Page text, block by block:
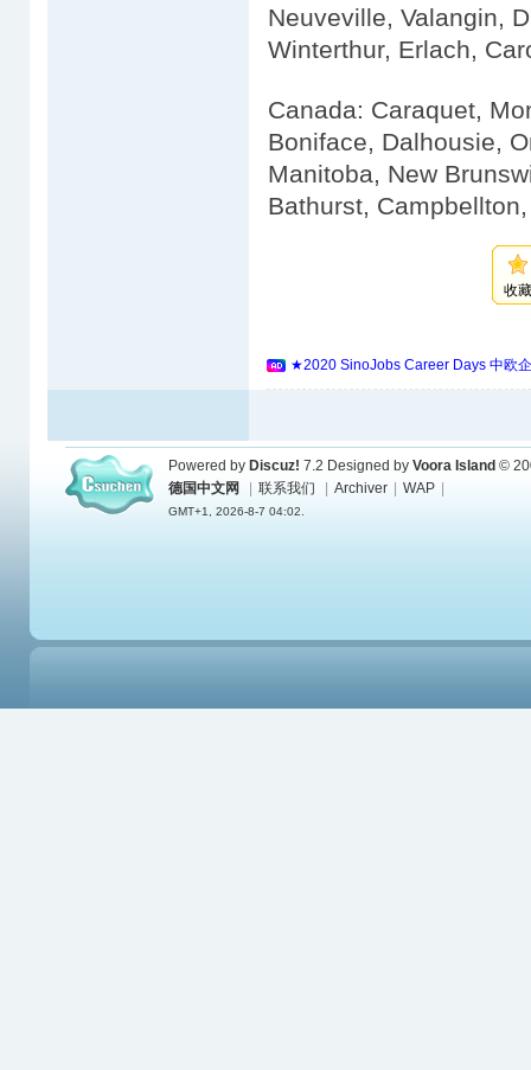
Neuveville, Valangin,
Winterthur, Erlach,
Canada: Caraquet,
Boniface, Dalhousie,
Manitoba, New
Bathurst,
收
★2020 SinoJobs Career Days 中欧
Powered by Discuz! 7.2 Designed by Voora Island ©
德国中文网
联系我们 Archiver WAP
GMT+1, 2026-8-7 04:02.